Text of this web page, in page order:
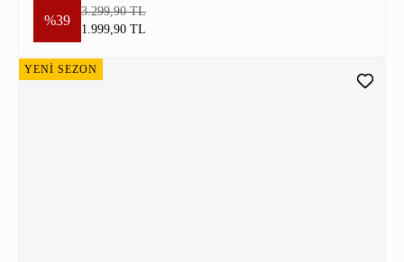
%39
3.299,90 TL
1.999,90 TL
YENİ SEZON